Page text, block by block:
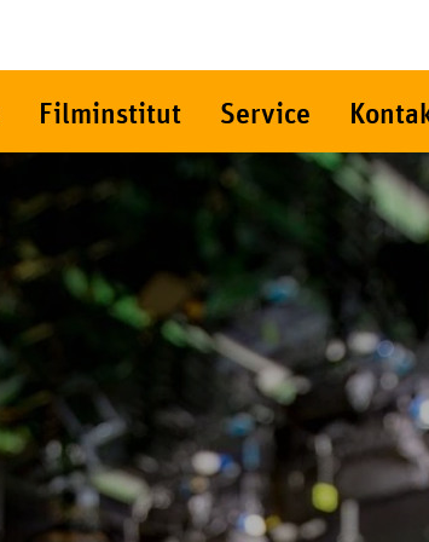
Filminstitut Service